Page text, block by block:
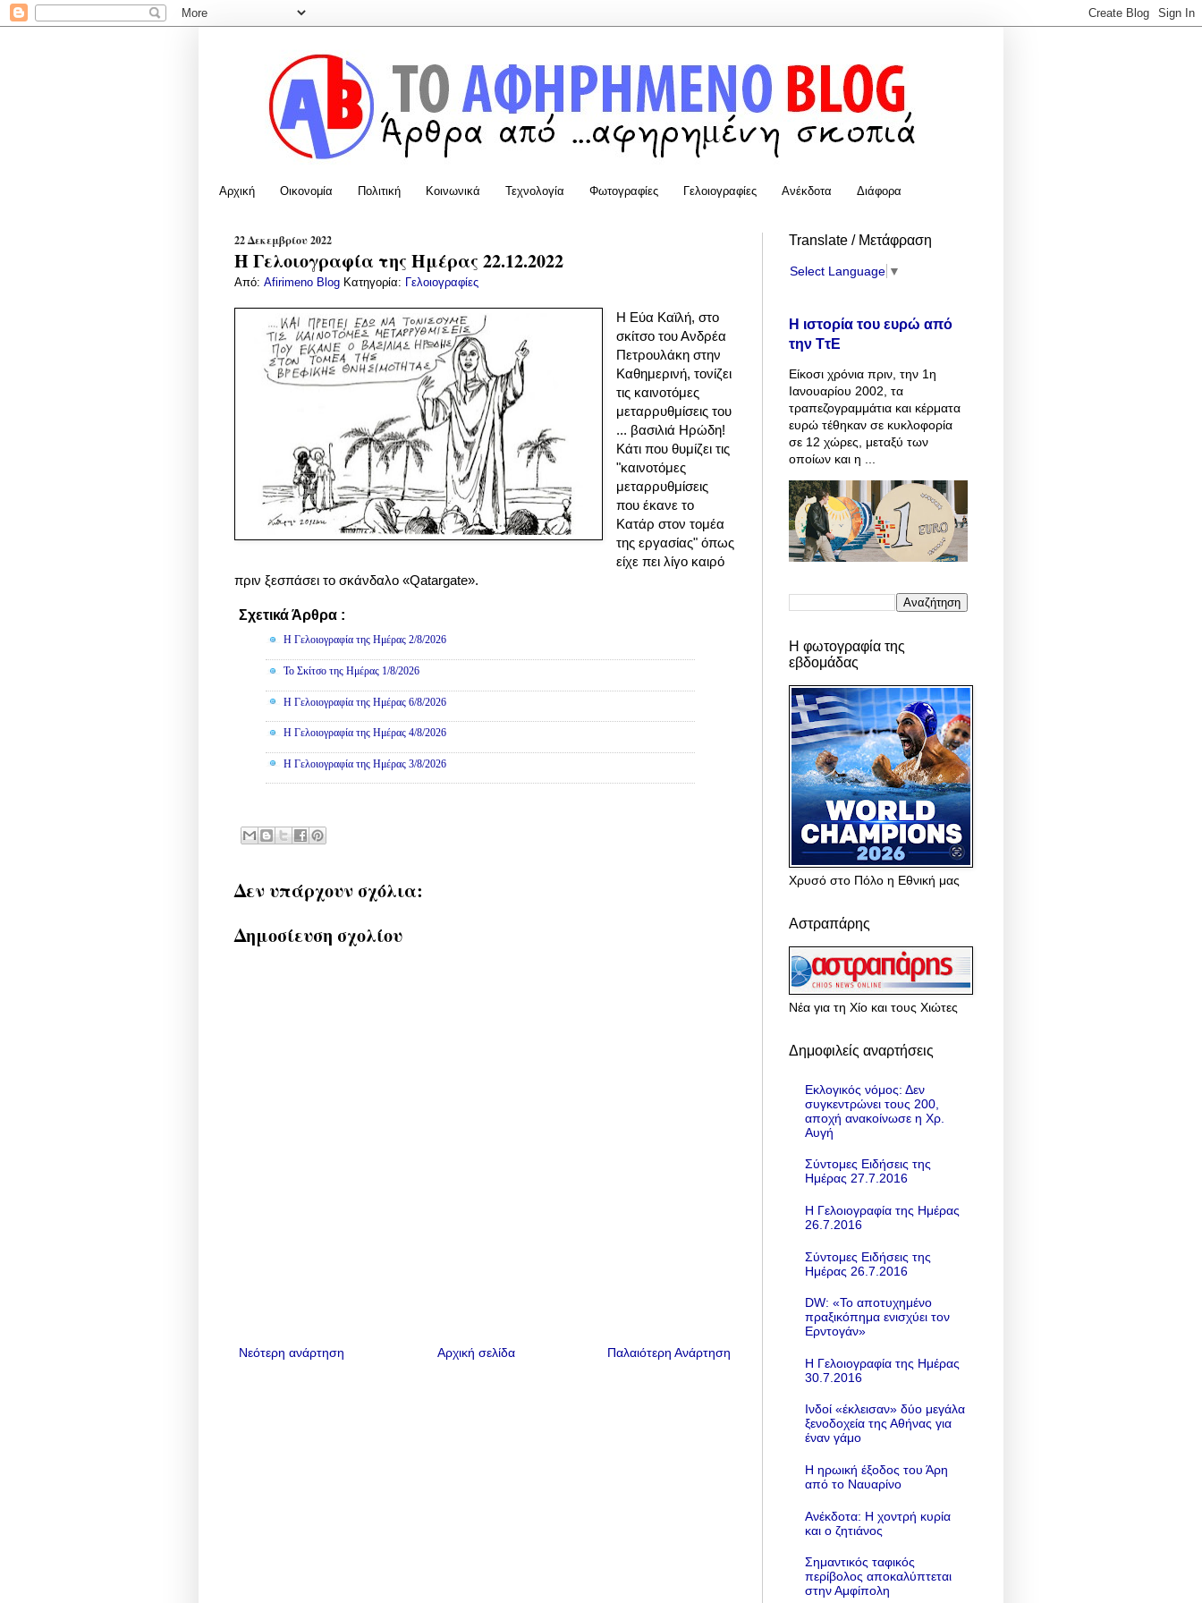
Αρχική Οικονομία Πολιτική Κοινωνικά Τεχνολογία Φωτογραφίες Γελοιογραφίες Ανέκδοτα Διάφορα
22 Δεκεμβρίου 2022
Η Γελοιογραφία της Ημέρας 22.12.2022
Από: Afirimeno Blog Κατηγορία: Γελοιογραφίες
Η Εύα Καϊλή, στο
σκίτσο του Ανδρέα
Πετρουλάκη στην
Καθημερινή, τονίζει
τις καινοτόμες
μεταρρυθμίσεις του
... βασιλιά Ηρώδη!
Κάτι που θυμίζει τις
"καινοτόμες
μεταρρυθμίσεις
που έκανε το
Κατάρ στον τομέα
της εργασίας" όπως
είχε πει λίγο καιρό
πριν ξεσπάσει το σκάνδαλο «Qatargate».
Σχετικά Άρθρα :
Η Γελοιογραφία της Ημέρας 2/8/2026
Το Σκίτσο της Ημέρας 1/8/2026
Η Γελοιογραφία της Ημέρας 6/8/2026
Η Γελοιογραφία της Ημέρας 4/8/2026
Η Γελοιογραφία της Ημέρας 3/8/2026
Δεν υπάρχουν σχόλια:
Δημοσίευση σχολίου
Νεότερη ανάρτηση Παλαιότερη Ανάρτηση
Αρχική σελίδα
Translate / Μετάφραση
Select Language ▼
Η ιστορία του ευρώ από
την ΤτΕ
Είκοσι χρόνια πριν, την 1η
Ιανουαρίου 2002, τα
τραπεζογραμμάτια και κέρματα
ευρώ τέθηκαν σε κυκλοφορία
σε 12 χώρες, μεταξύ των
οποίων και η ...
Η φωτογραφία της
εβδομάδας
Χρυσό στο Πόλο η Εθνική μας
Αστραπάρης
Νέα για τη Χίο και τους Χιώτες
Δημοφιλείς αναρτήσεις
Εκλογικός νόμος: Δεν
συγκεντρώνει τους 200,
αποχή ανακοίνωσε η Χρ.
Αυγή
Σύντομες Ειδήσεις της
Ημέρας 27.7.2016
Η Γελοιογραφία της Ημέρας
26.7.2016
Σύντομες Ειδήσεις της
Ημέρας 26.7.2016
DW: «To αποτυχημένο
πραξικόπημα ενισχύει τον
Ερντογάν»
Η Γελοιογραφία της Ημέρας
30.7.2016
Ινδοί «έκλεισαν» δύο μεγάλα
ξενοδοχεία της Αθήνας για
έναν γάμο
Η ηρωική έξοδος του Άρη
από το Ναυαρίνο
Ανέκδοτα: Η χοντρή κυρία
και ο ζητιάνος
Σημαντικός ταφικός
περίβολος αποκαλύπτεται
στην Αμφίπολη